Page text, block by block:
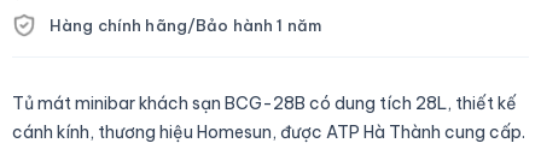
Hàng chính hãng/Bảo hành 1 năm
Tủ mát minibar khách sạn BCG-28B có dung tích 28L, thiết kế
cánh kính, thương hiệu Homesun, được ATP Hà Thành cung cấp.